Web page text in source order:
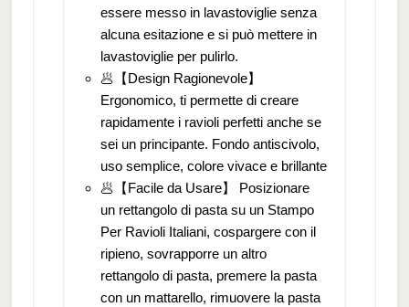
essere messo in lavastoviglie senza
alcuna esitazione e si può mettere in
lavastoviglie per pulirlo.
🥟【Design Ragionevole】
Ergonomico, ti permette di creare
rapidamente i ravioli perfetti anche se
sei un principante. Fondo antiscivolo,
uso semplice, colore vivace e brillante
🥟【Facile da Usare】 Posizionare
un rettangolo di pasta su un Stampo
Per Ravioli Italiani, cospargere con il
ripieno, sovrapporre un altro
rettangolo di pasta, premere la pasta
con un mattarello, rimuovere la pasta